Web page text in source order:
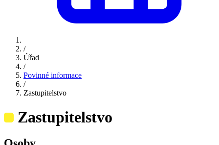
/
Úřad
/
Povinné informace
/
Zastupitelstvo
Zastupitelstvo